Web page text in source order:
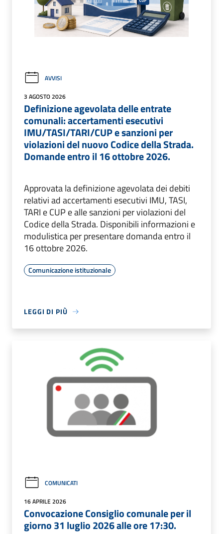
AVVISI
3 AGOSTO 2026
Definizione agevolata delle entrate
comunali: accertamenti esecutivi
IMU/TASI/TARI/CUP e sanzioni per
violazioni del nuovo Codice della Strada.
Domande entro il 16 ottobre 2026.
Approvata la definizione agevolata dei debiti
relativi ad accertamenti esecutivi IMU, TASI,
TARI e CUP e alle sanzioni per violazioni del
Codice della Strada. Disponibili informazioni e
modulistica per presentare domanda entro il
16 ottobre 2026.
Comunicazione istituzionale
LEGGI DI PIÙ
COMUNICATI
16 APRILE 2026
Convocazione Consiglio comunale per il
giorno 31 luglio 2026 alle ore 17:30.